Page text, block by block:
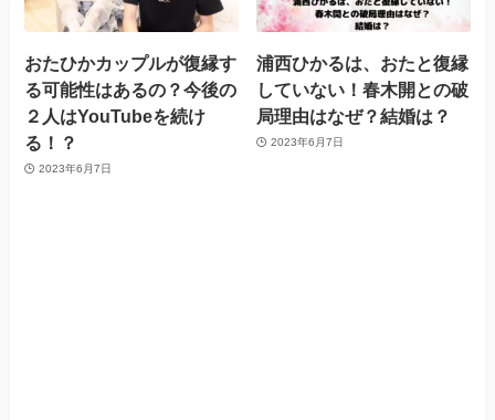
おたひかカップルが復縁す
る可能性はあるの？今後の
２人はYouTubeを続け
る！？
2023年6月7日
浦西ひかるは、おたと復縁
していない！春木開との破
局理由はなぜ？結婚は？
2023年6月7日